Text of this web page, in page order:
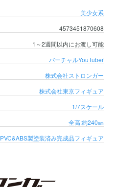
美少女系
4573451870608
1～2週間以内にお渡し可能
バーチャルYouTuber
株式会社ストロンガー
株式会社東京フィギュア
1/7スケール
全高:約240㎜
PVC&ABS製塗装済み完成品フィギュア